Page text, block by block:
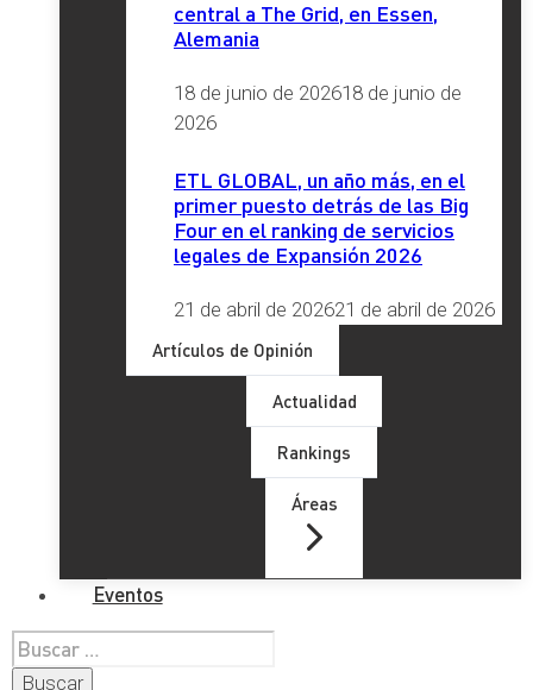
central a The Grid, en Essen,
Alemania
18 de junio de 202618 de junio de
2026
ETL GLOBAL, un año más, en el
primer puesto detrás de las Big
Four en el ranking de servicios
legales de Expansión 2026
21 de abril de 202621 de abril de 2026
Artículos de Opinión
Actualidad
Rankings
Áreas
Eventos
Buscar: